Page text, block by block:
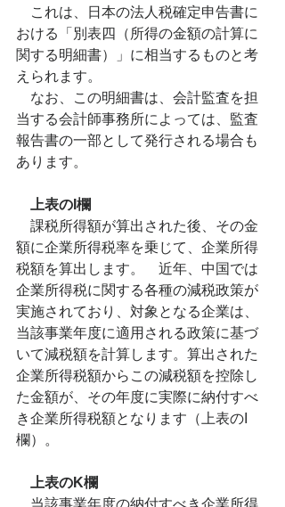
これは、日本の法人税確定申告書に
おける「別表四（所得の金額の計算に
関する明細書）」に相当するものと考
えられます。
なお、この明細書は、会計監査を担
当する会計師事務所によっては、監査
報告書の一部として発行される場合も
あります。
上表のI欄
課税所得額が算出された後、その金
額に企業所得税率を乗じて、企業所得
税額を算出します。　近年、中国では
企業所得税に関する各種の減税政策が
実施されており、対象となる企業は、
当該事業年度に適用される政策に基づ
いて減税額を計算します。算出された
企業所得税額からこの減税額を控除し
た金額が、その年度に実際に納付すべ
き企業所得税額となります（上表のI
欄）。
上表のK欄
当該事業年度の納付すべき企業所得